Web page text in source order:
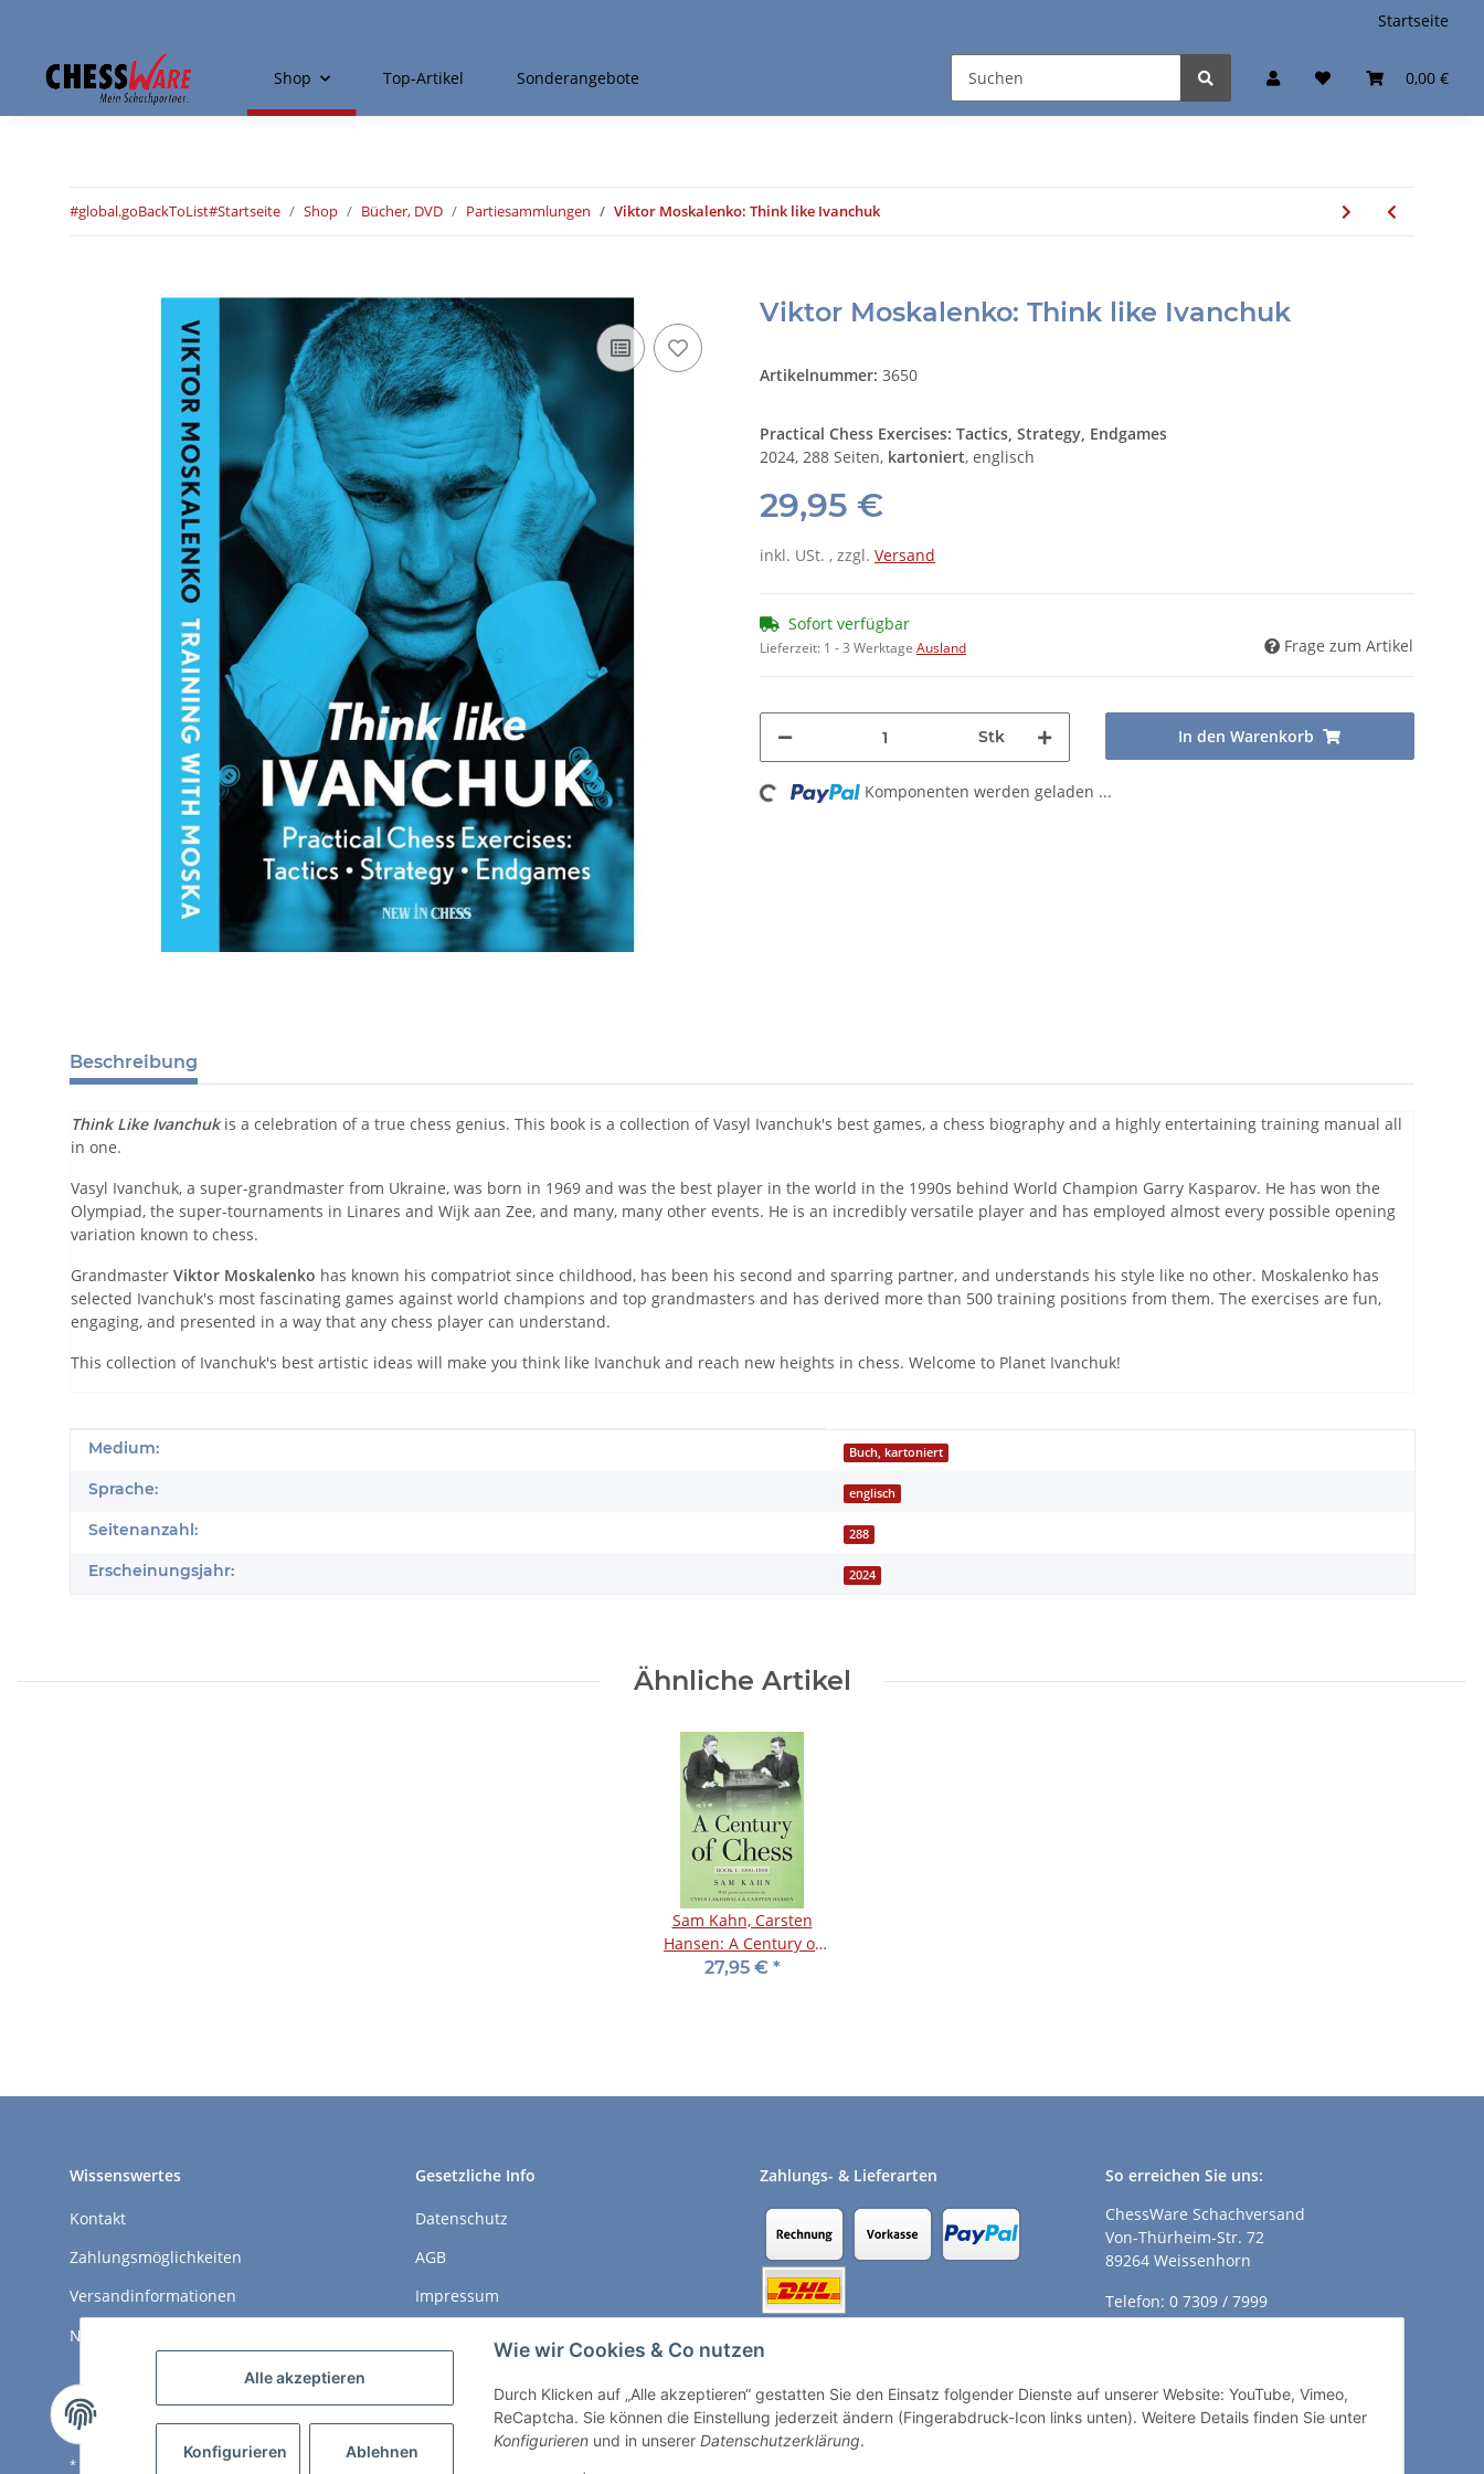
Alle akzeptieren
Konfigurieren Ablehnen
Wie wir Cookies & Co nutzen
Durch Klicken auf „Alle akzeptieren“ gestatten Sie den Einsatz folgender Dienste auf unserer Website: YouTube, Vimeo,
ReCaptcha. Sie können die Einstellung jederzeit ändern (Fingerabdruck-Icon links unten). Weitere Details finden Sie unter
Konfigurieren und in unserer Datenschutzerklärung.
Startseite
0,00 €
Shop Top-Artikel Sonderangebote
#global.goBackToList#Startseite Shop Bücher, DVD Partiesammlungen Viktor Moskalenko: Think like Ivanchuk
Viktor Moskalenko: Think like Ivanchuk
Artikelnummer: 3650
Practical Chess Exercises: Tactics, Strategy, Endgames
2024, 288 Seiten, kartoniert, englisch
29,95 €
inkl. USt. , zzgl. Versand
Sofort verfügbar
Lieferzeit: 1 - 3 Werktage Ausland Frage zum Artikel
Stk In den Warenkorb
Loading... Komponenten werden geladen ...
Beschreibung
Think Like Ivanchuk is a celebration of a true chess genius. This book is a collection of Vasyl Ivanchuk's best games, a chess biography and a highly entertaining training manual all
in one.
Vasyl Ivanchuk, a super-grandmaster from Ukraine, was born in 1969 and was the best player in the world in the 1990s behind World Champion Garry Kasparov. He has won the
Olympiad, the super-tournaments in Linares and Wijk aan Zee, and many, many other events. He is an incredibly versatile player and has employed almost every possible opening
variation known to chess.
Grandmaster Viktor Moskalenko has known his compatriot since childhood, has been his second and sparring partner, and understands his style like no other. Moskalenko has
selected Ivanchuk's most fascinating games against world champions and top grandmasters and has derived more than 500 training positions from them. The exercises are fun,
engaging, and presented in a way that any chess player can understand.
This collection of Ivanchuk's best artistic ideas will make you think like Ivanchuk and reach new heights in chess. Welcome to Planet Ivanchuk!
Produkteigenschaft
Wert
Medium: Buch, kartoniert
Sprache: englisch
Seitenanzahl: 288
Erscheinungsjahr: 2024
Ähnliche Artikel
Sam Kahn, Carsten
Hansen: A Century of
Chess - Book I: 1900-
27,95 € *
Wissenswertes
Kontakt
Zahlungsmöglichkeiten
Versandinformationen
Newsletter
Gesetzliche Info
Datenschutz
AGB
Impressum
Vertrag widerrufen
Zahlungs- & Lieferarten
So erreichen Sie uns:
ChessWare Schachversand
Von-Thürheim-Str. 72
89264 Weissenhorn
Telefon: 0 7309 / 7999
* Alle Preise inkl. gesetzlicher USt., zzgl.